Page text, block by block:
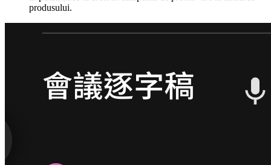
produsului.